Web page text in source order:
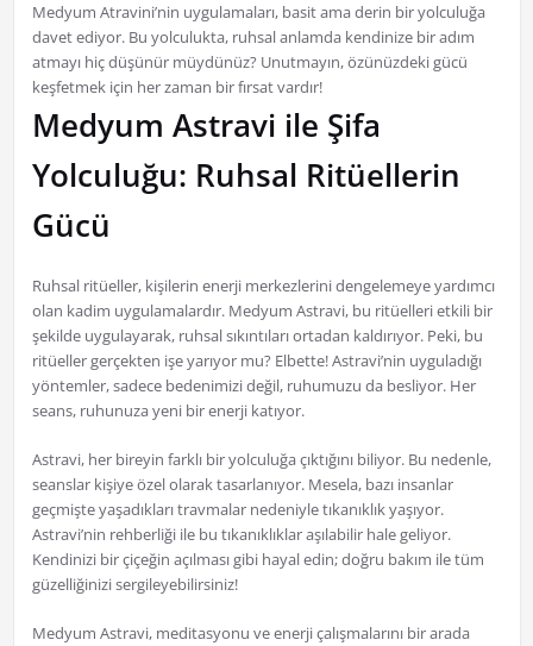
Medyum Atravini’nin uygulamaları, basit ama derin bir yolculuğa
davet ediyor. Bu yolculukta, ruhsal anlamda kendinize bir adım
atmayı hiç düşünür müydünüz? Unutmayın, özünüzdeki gücü
keşfetmek için her zaman bir fırsat vardır!
Medyum Astravi ile Şifa
Yolculuğu: Ruhsal Ritüellerin
Gücü
Ruhsal ritüeller, kişilerin enerji merkezlerini dengelemeye yardımcı
olan kadim uygulamalardır. Medyum Astravi, bu ritüelleri etkili bir
şekilde uygulayarak, ruhsal sıkıntıları ortadan kaldırıyor. Peki, bu
ritüeller gerçekten işe yarıyor mu? Elbette! Astravi’nin uyguladığı
yöntemler, sadece bedenimizi değil, ruhumuzu da besliyor. Her
seans, ruhunuza yeni bir enerji katıyor.
Astravi, her bireyin farklı bir yolculuğa çıktığını biliyor. Bu nedenle,
seanslar kişiye özel olarak tasarlanıyor. Mesela, bazı insanlar
geçmişte yaşadıkları travmalar nedeniyle tıkanıklık yaşıyor.
Astravi’nin rehberliği ile bu tıkanıklıklar aşılabilir hale geliyor.
Kendinizi bir çiçeğin açılması gibi hayal edin; doğru bakım ile tüm
güzelliğinizi sergileyebilirsiniz!
Medyum Astravi, meditasyonu ve enerji çalışmalarını bir arada